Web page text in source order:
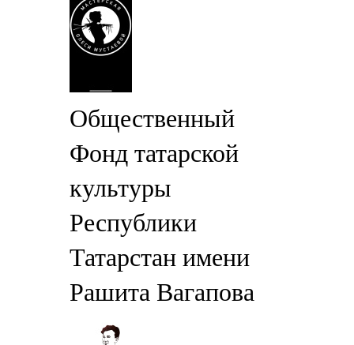
Общественный
Фонд татарской
культуры
Республики
Татарстан имени
Рашита Вагапова